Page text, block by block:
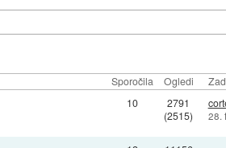
Sporočila Ogledi
10
2791
(2515)
28.